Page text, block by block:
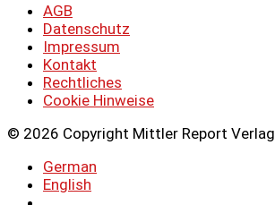
AGB
Datenschutz
Impressum
Kontakt
Rechtliches
Cookie Hinweise
© 2026 Copyright Mittler Report Verlag
German
English